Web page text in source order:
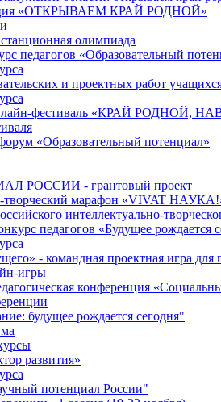
«ОТКРЫВАЕМ КРАЙ РОДНОЙ»
олимпиада
педагогов «Образовательный
и проектных работ
фестиваль «КРАЙ РОДНОЙ,
«Образовательный потенциал»
РОССИИ - грантовый проект
творческий марафон «VIVAT
интеллектуально-
педагогов «Будущее рождается
- командная проектная игра для
игры
конференция
будущее рождается сегодня"
развития»
потенциал России"